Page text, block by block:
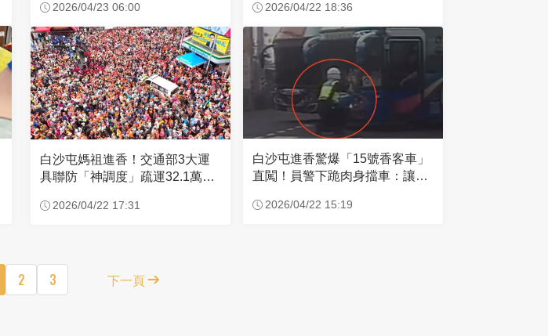
2026/04/23 06:00 2026/04/22 18:36
白沙屯媽祖進香！交通部3大運
具聯防「神調度」疏運32.1萬創
2026/04/22 17:31
白沙屯進香驚爆「15號香客車」
直闖！員警下跪肉身擋車：讓行
2026/04/22 15:19
2 3 下一頁